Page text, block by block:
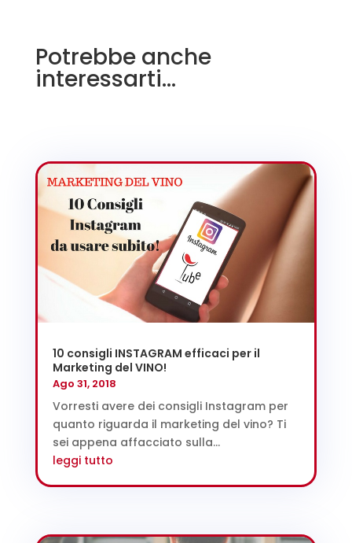
Potrebbe anche
interessarti…
10 consigli INSTAGRAM efficaci per il
Marketing del VINO!
Ago 31, 2018
Vorresti avere dei consigli Instagram per
quanto riguarda il marketing del vino? Ti
sei appena affacciato sulla...
leggi tutto